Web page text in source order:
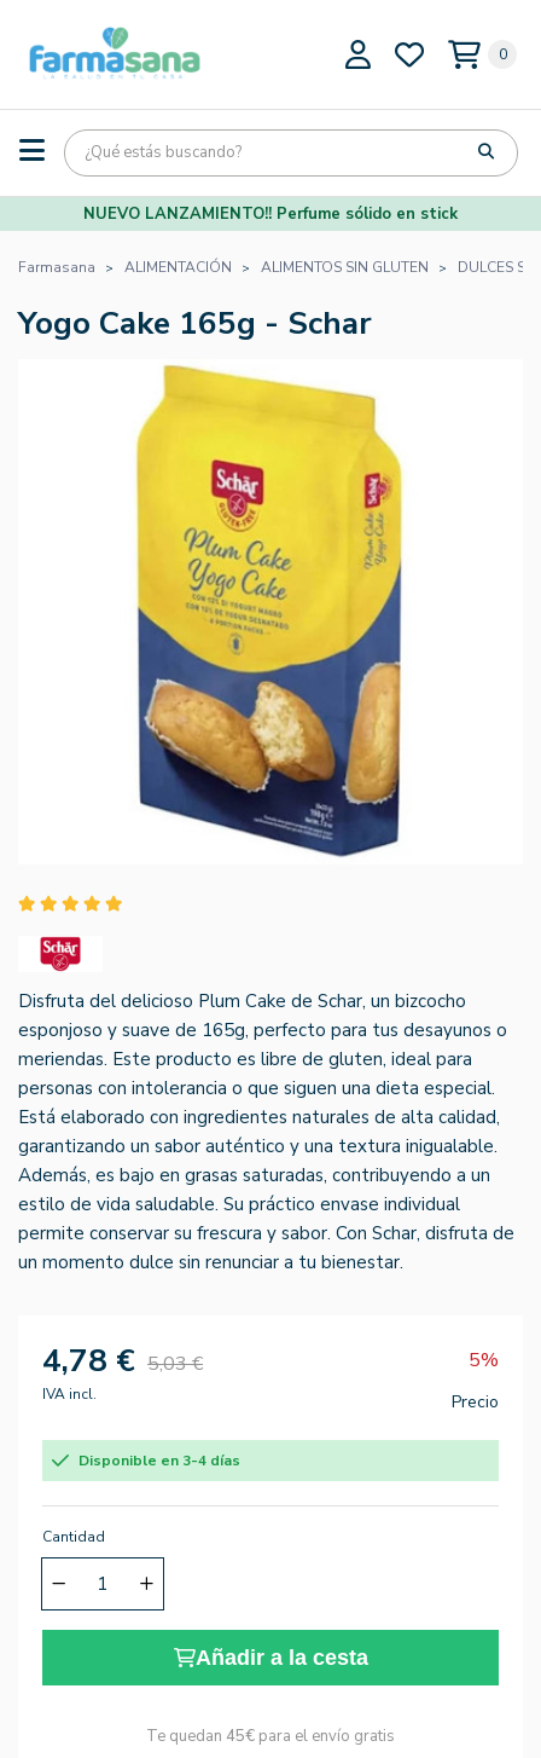
0
NUEVO LANZAMIENTO!! Perfume sólido en stick
Farmasana ALIMENTACIÓN ALIMENTOS SIN GLUTEN DULCES
Yogo Cake 165g - Schar
Disfruta del delicioso Plum Cake de Schar, un bizcocho
esponjoso y suave de 165g, perfecto para tus desayunos o
meriendas. Este producto es libre de gluten, ideal para
personas con intolerancia o que siguen una dieta especial.
Está elaborado con ingredientes naturales de alta calidad,
garantizando un sabor auténtico y una textura inigualable.
Además, es bajo en grasas saturadas, contribuyendo a un
estilo de vida saludable. Su práctico envase individual
permite conservar su frescura y sabor. Con Schar, disfruta de
un momento dulce sin renunciar a tu bienestar.
4,78 € 5,03 € 5%
IVA incl. Precio
Disponible en 3-4 días
Cantidad
Añadir a la cesta
Te quedan 45€ para el envío gratis